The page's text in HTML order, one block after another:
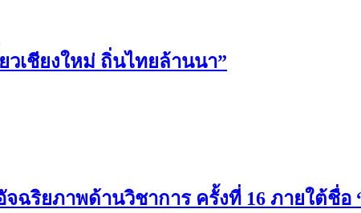
เชียงใหม่ ถิ่นไทยล้านนา”
ยภาพด้านวิชาการ ครั้งที่ 16 ภายใต้ชื่อ